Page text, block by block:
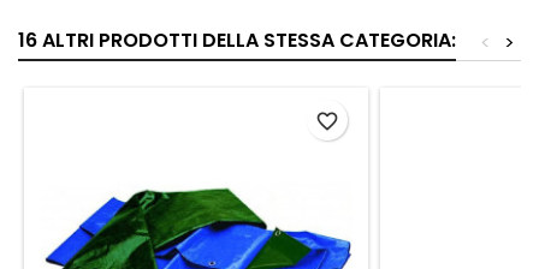
16 ALTRI PRODOTTI DELLA STESSA CATEGORIA: >
<
favorite_border